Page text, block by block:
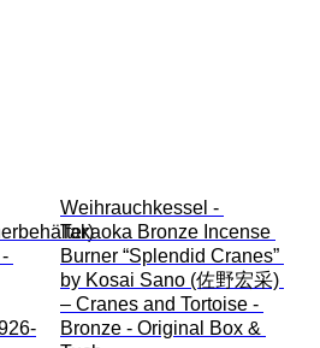
Weihrauchkessel -
Takaoka Bronze Incense
Burner “Splendid Cranes”
by Kosai Sano (佐野宏采)
– Cranes and Tortoise -
Bronze - Original Box &